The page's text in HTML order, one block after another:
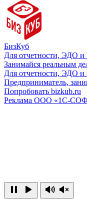
БизКуб
Для отчетности, ЭДО
Занимайся реальным
Для отчетности, ЭДО
Предприниматель,
Попробовать bizkub.ru
Реклама ООО «1С-